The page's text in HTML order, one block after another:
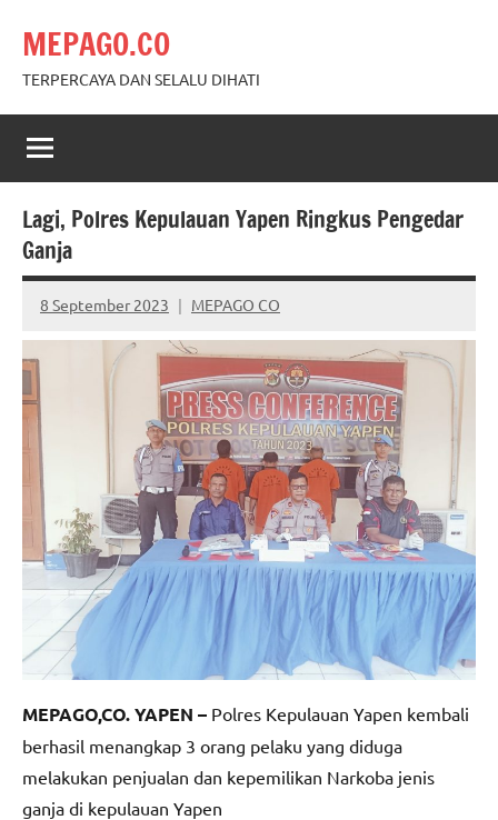
content
MEPAGO.CO
TERPERCAYA DAN SELALU DIHATI
Lagi, Polres Kepulauan Yapen Ringkus Pengedar
Ganja
8 September 2023 MEPAGO CO
No
comments
MEPAGO,CO. YAPEN – Polres Kepulauan Yapen kembali
berhasil menangkap 3 orang pelaku yang diduga
melakukan penjualan dan kepemilikan Narkoba jenis
ganja di kepulauan Yapen